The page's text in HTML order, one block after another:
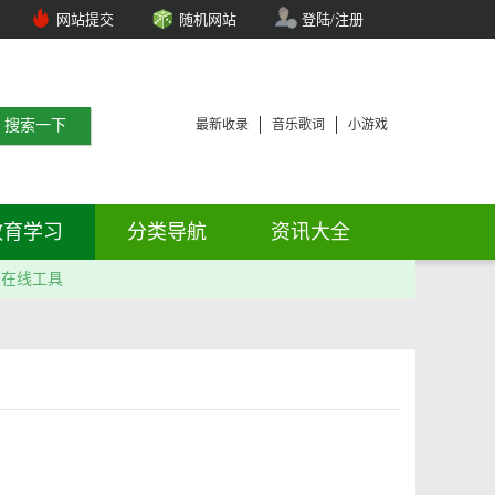
网站提交 随机网站 登陆/注册
最新收录 音乐歌词 小游戏
学习 分类导航 资讯大全
在线工具